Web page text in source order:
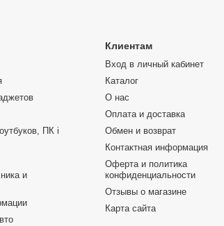
озоновой дезинфекции. Она удаляет 99,99 %
ПК і
и
Клиентам
Вход в личный кабинет
Каталог
О нас
Оплата и доставка
Обмен и возврат
Контактная информация
Оферта и политика
конфиденциальности
Отзывы о магазине
Карта сайта